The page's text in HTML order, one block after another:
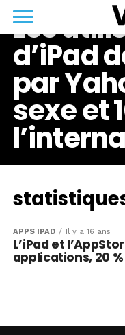
Les
d’iPad
par
sexe et
APPS IPAD Il y a 16 ans
L’iPad et
applications, 20